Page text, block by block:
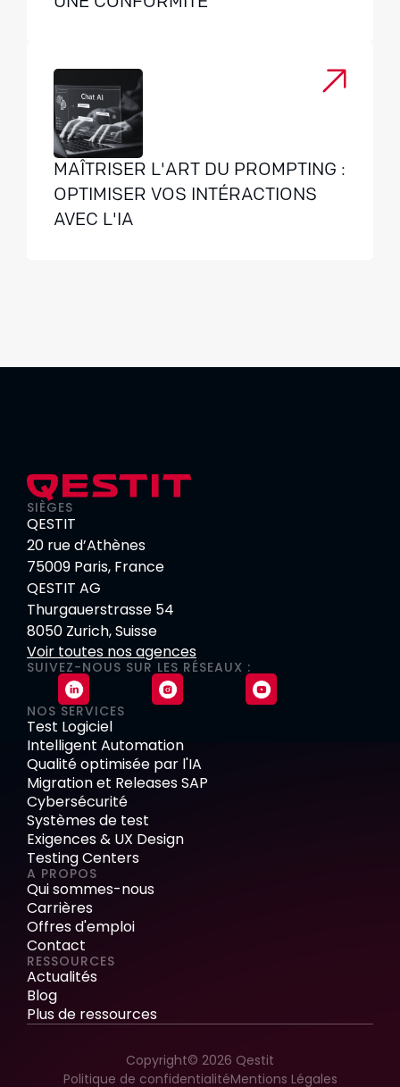
MAÎTRISER L'ART DU PROMPTING :
OPTIMISER VOS INTÉRACTIONS
AVEC L'IA
SIÈGES
QESTIT
20 rue d’Athènes
75009 Paris, France
QESTIT AG
Thurgauerstrasse 54
8050 Zurich, Suisse
Voir toutes nos agences
SUIVEZ-NOUS SUR LES RÉSEAUX :
NOS SERVICES
Test Logiciel
Intelligent Automation
Qualité optimisée par l'IA
Migration et Releases SAP
Cybersécurité
Systèmes de test
Exigences & UX Design
Testing Centers
A PROPOS
Qui sommes-nous
Carrières
Offres d'emploi
Contact
RESSOURCES
Actualités
Blog
Plus de ressources
Copyright© 2026 Qestit
Politique de confidentialitéMentions Légales